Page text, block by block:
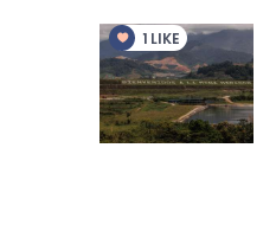
1 LIKE